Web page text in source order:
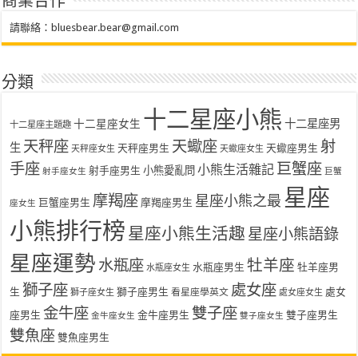
請聯絡：bluesbear.bear@gmail.com
分類
十二星座主題趣 十二星座女生 十二星座小熊 十二星座男
生 天秤座 天秤座女生 天秤座男生 天蠍座 天蠍座女生 天蠍座男生 射
手座 射手座女生 射手座男生 小熊愛亂問 小熊生活雜記 巨蟹座 巨蟹
座女生 巨蟹座男生 摩羯座 摩羯座男生 星座小熊之最 星座
小熊排行榜 星座小熊生活趣 星座小熊語錄
星座運勢 水瓶座 水瓶座女生 水瓶座男生 牡羊座 牡羊座男
生 獅子座 獅子座女生 獅子座男生 看星座學英文 處女座 處女座女生 處女
座男生 金牛座 金牛座女生 金牛座男生 雙子座 雙子座女生 雙子座男生
雙魚座 雙魚座男生